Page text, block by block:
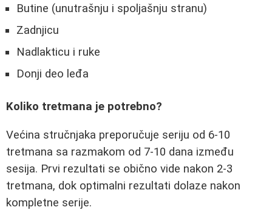
Butine (unutrašnju i spoljašnju stranu)
Zadnjicu
Nadlakticu i ruke
Donji deo leđa
Koliko tretmana je potrebno?
Većina stručnjaka preporučuje seriju od 6-10
tretmana sa razmakom od 7-10 dana između
sesija. Prvi rezultati se obično vide nakon 2-3
tretmana, dok optimalni rezultati dolaze nakon
kompletne serije.